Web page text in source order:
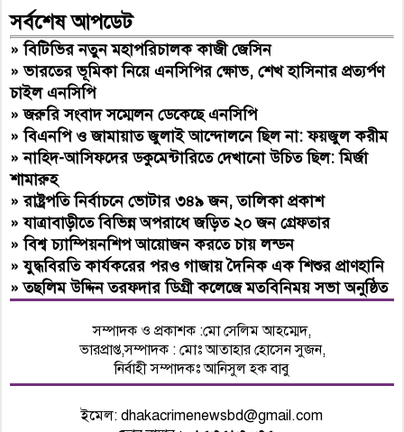
সর্বশেষ আপডেট
»বিটিভির নতুন মহাপরিচালক কাজী জেসিন
»ভারতের ভূমিকা নিয়ে এনসিপির ক্ষোভ, শেখ হাসিনার প্রত্যর্পণ
চাইল এনসিপি
»জরুরি সংবাদ সম্মেলন ডেকেছে এনসিপি
»বিএনপি ও জামায়াত জুলাই আন্দোলনে ছিল না: ফয়জুল করীম
»নাহিদ-আসিফদের ডকুমেন্টারিতে দেখানো উচিত ছিল: মির্জা
শামারুহ
»রাষ্ট্রপতি নির্বাচনে ভোটার ৩৪৯ জন, তালিকা প্রকাশ
»যাত্রাবাড়ীতে বিভিন্ন অপরাধে জড়িত ২০ জন গ্রেফতার
»বিশ্ব চ্যাম্পিয়নশিপ আয়োজন করতে চায় লন্ডন
»যুদ্ধবিরতি কার্যকরের পরও গাজায় দৈনিক এক শিশুর প্রাণহানি
»তছলিম উদ্দিন তরফদার ডিগ্রী কলেজে মতবিনিময় সভা অনুষ্ঠিত
সম্পাদক ও প্রকাশক :মো সেলিম আহম্মেদ,
ভারপ্রাপ্ত,সম্পাদক : মোঃ আতাহার হোসেন সুজন,
নির্বাহী সম্পাদকঃ আনিসুল হক বাবু
ইমেল: dhakacrimenewsbd@gmail.com